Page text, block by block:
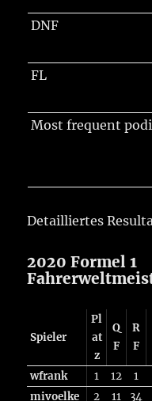
DNF
FL
Most frequent
Detailliertes
2020 Formel 1
Spieler
Pl
at
z
Q
F
R
F
wfrank 1 12 1
mivoelke
2 11 34